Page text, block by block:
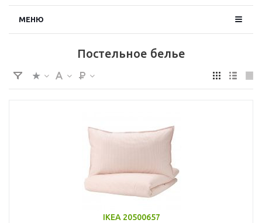
МЕНЮ
Постельное белье
IKEA 20500657